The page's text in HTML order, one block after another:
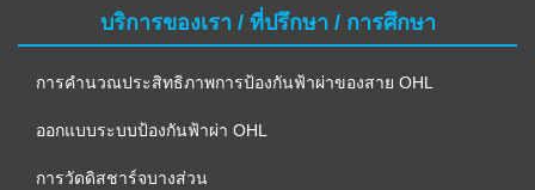
บริการของเรา / ที่ปรึกษา / การศึกษา
การคำนวณประสิทธิภาพการป้องกันฟ้าผ่าของสาย OHL
ออกแบบระบบป้องกันฟ้าผ่า OHL
การวัดดิสชาร์จบางส่วน